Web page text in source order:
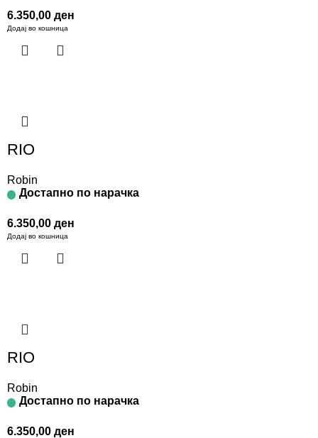
6.350,00 ден
Додај во кошница
RIO
Robin
Достапно по нарачка
6.350,00 ден
Додај во кошница
RIO
Robin
Достапно по нарачка
6.350,00 ден